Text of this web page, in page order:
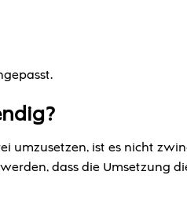
umzusetzen, ist es nicht
dass die Umsetzung